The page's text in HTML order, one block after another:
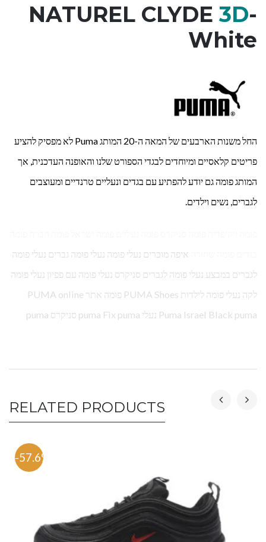
NATUREL CLYDE 3D-
White
החל משנות הארבעים של המאה ה-20 המותג Puma לא מפסיק להציע
פריטים קלאסיים ומיוחדים לבגדי הספורט שלנו והאופנה העדכנית, אך
המותג פומה גם יודע להפתיע עם בגדים ונעליים טרנדיים ומעוצבים
לגברים, נשים וילדים.
איפה מוכרים נעלי פומה נעלי פומה גברים נעלי פומה
לגברים במבצע נעלי פומה לגברים סניקרס נעלי פומה עם פפיון נעלי פומה
לקה נעלי פומה לילדות PUMA Shoes פומה אתר PUMA online
Puma Israel Black puma נעלי puma Fix puma סניקרס puma
RELATED PRODUCTS
-57.6%